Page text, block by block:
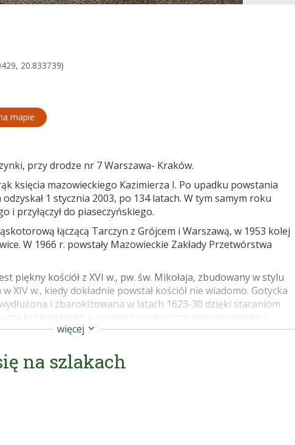
20.833739)
mapie
przy drodze nr 7 Warszawa- Kraków.
księcia mazowieckiego Kazimierza I. Po upadku powstania
1 stycznia 2003, po 134 latach. W tym samym roku
i przyłączył do piaseczyńskiego.
łączącą Tarczyn z Grójcem i Warszawą, w 1953 kolej
W 1966 r. powstały Mazowieckie Zakłady Przetwórstwa
piękny kościół z XVI w., pw. św. Mikołaja, zbudowany w stylu
XIV w., kiedy dokładnie powstał kościół nie wiadomo. Gotycka
i zbarokizowana w latach 1623-30 dzięki staraniom
królewskiego a zarazem proboszcza warszawskiego i
posiadał dwie kaplice: św. Anny fundowaną w XVI w. przez
W 1704 r. kościół został zniszczony podczas pożaru
go z ruiny ówczesny proboszcz, a później biskup chełmiński
z obrazem Niepokalanego Poczęcia NMP ma charakter
lewym bocznym ołtarzu znajduje się słynący łaskami obraz
organy pochodzą z pracowni Józefa Szymańskiego a zostały
więcej
na szlakach